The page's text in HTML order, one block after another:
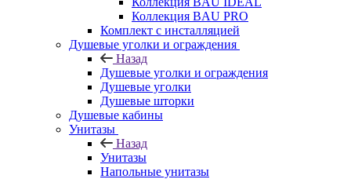
Коллекция BAU PRO
Комплект с инсталляцией
Душевые уголки и ограждения
Назад
Душевые уголки и ограждения
Душевые уголки
Душевые шторки
Душевые кабины
Унитазы
Назад
Унитазы
Напольные унитазы